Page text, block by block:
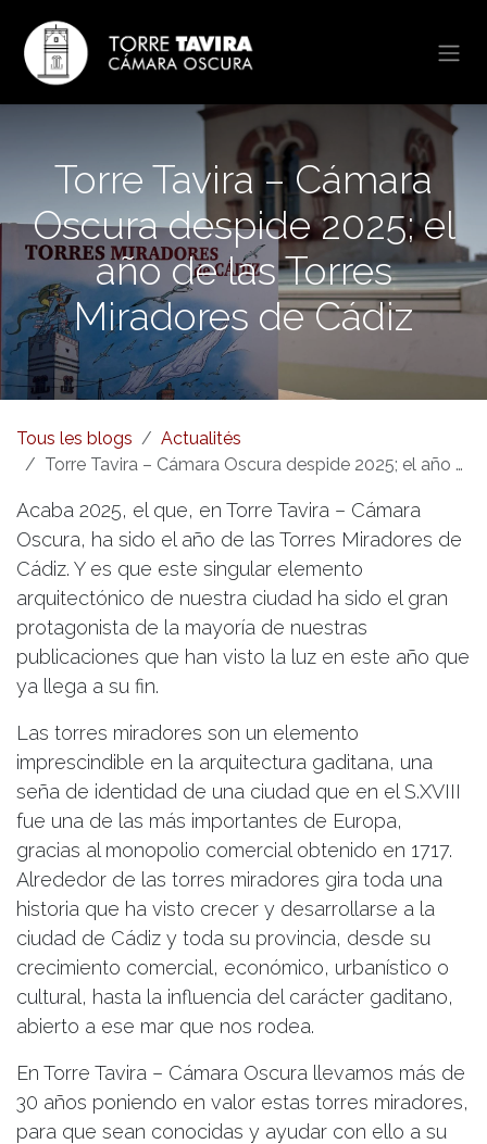
Torre Tavira – Cámara
Oscura despide 2025; el
año de las Torres
Miradores de Cádiz
Tous les blogs
Actualités
Torre Tavira – Cámara Oscura despide 2025; el año de las Torres Miradores de Cádiz
Acaba 2025, el que, en Torre Tavira – Cámara
Oscura, ha sido el año de las Torres Miradores de
Cádiz. Y es que este singular elemento
arquitectónico de nuestra ciudad ha sido el gran
protagonista de la mayoría de nuestras
publicaciones que han visto la luz en este año que
ya llega a su fin.
Las torres miradores son un elemento
imprescindible en la arquitectura gaditana, una
seña de identidad de una ciudad que en el S.XVIII
fue una de las más importantes de Europa,
gracias al monopolio comercial obtenido en 1717.
Alrededor de las torres miradores gira toda una
historia que ha visto crecer y desarrollarse a la
ciudad de Cádiz y toda su provincia, desde su
crecimiento comercial, económico, urbanístico o
cultural, hasta la influencia del carácter gaditano,
abierto a ese mar que nos rodea.
En Torre Tavira – Cámara Oscura llevamos más de
30 años poniendo en valor estas torres miradores,
para que sean conocidas y ayudar con ello a su